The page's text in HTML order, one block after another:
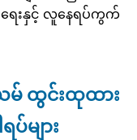
ရေးနှင့် လူနေရပ်ကွက်
မ် ထွင်းထုထား
များ